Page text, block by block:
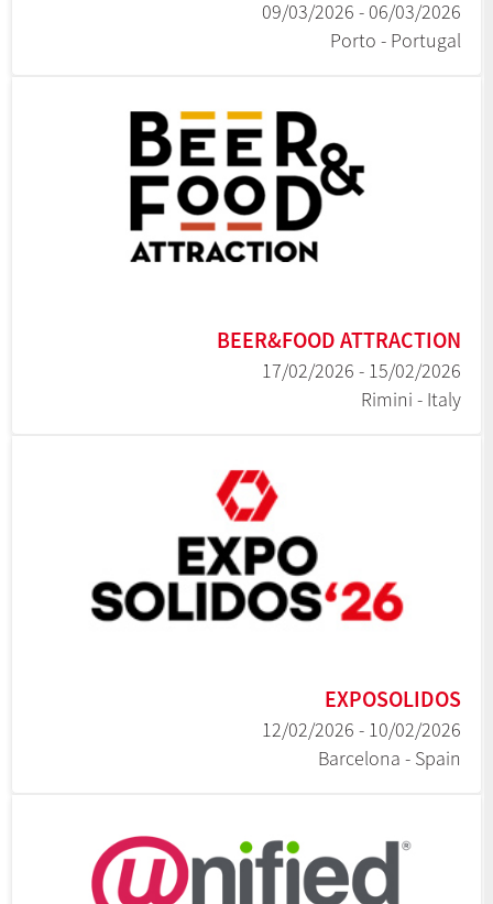
06/03/2026 - 09/03/2026
Porto - Portugal
BEER&FOOD ATTRACTION
15/02/2026 - 17/02/2026
Rimini - Italy
EXPOSOLIDOS
10/02/2026 - 12/02/2026
Barcelona - Spain